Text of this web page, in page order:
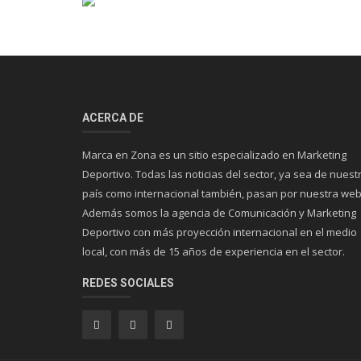
ACERCA DE
Marca en Zona es un sitio especializado en Marketing
Deportivo. Todas las noticias del sector, ya sea de
país como internacional también, pasan por nuestra
Además somos la agencia de Comunicación y Marketing
Deportivo con más proyección internacional en el medio
local, con más de 15 años de experiencia en el sector.
REDES SOCIALES